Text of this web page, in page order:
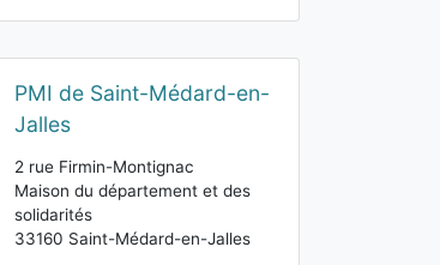
PMI de Saint-Médard-en-
Jalles
2 rue Firmin-Montignac
Maison du département et des
solidarités
33160 Saint-Médard-en-Jalles